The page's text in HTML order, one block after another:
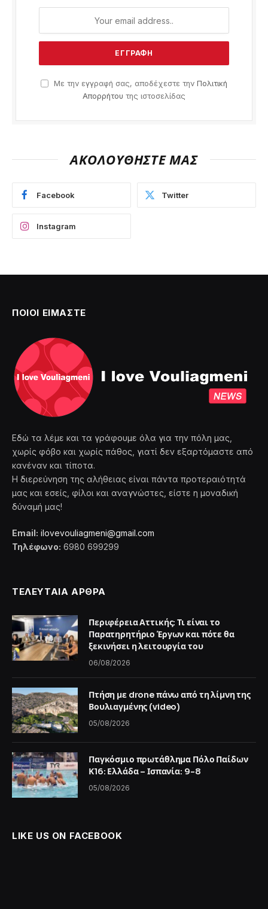
Με την εγγραφή σας, αποδέχεστε την Πολιτική
Απορρήτου της ιστοσελίδας
ΑΚΟΛΟΥΘΗΣΤΕ ΜΑΣ
Facebook Twitter
Instagram
ΠΟΙΟΙ ΕΙΜΑΣΤΕ
Εδώ τα λέμε και τα γράφουμε όλα για την πόλη μας,
χωρίς φόβο και χωρίς πάθος, γιατί δεν εξαρτόμαστε από
κανέναν και τίποτα.
Η διερεύνηση της αλήθειας είναι πάντα προτεραιότητά
μας και εσείς, φίλοι και αναγνώστες, είστε η μοναδική
δύναμή μας!
Email: ilovevouliagmeni@gmail.com
Τηλέφωνο: 6980 699299
ΤΕΛΕΥΤΑΙΑ ΑΡΘΡΑ
Περιφέρεια Αττικής: Τι είναι το
Παρατηρητήριο Έργων και πότε θα
ξεκινήσει η λειτουργία του
06/08/2026
Πτήση με drone πάνω από τη λίμνη της
Βουλιαγμένης (video)
05/08/2026
Παγκόσμιο πρωτάθλημα Πόλο Παίδων
Κ16: Ελλάδα – Ισπανία: 9-8
05/08/2026
LIKE US ON FACEBOOK